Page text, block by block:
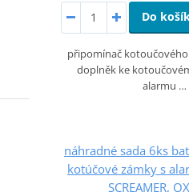
Do
připomínač
doplněk ke
alarmu …
náhradné sada 6ks
kotúčové zámky s
SCREAMER,